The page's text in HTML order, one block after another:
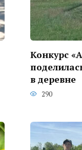
Конкурс
в деревне
290